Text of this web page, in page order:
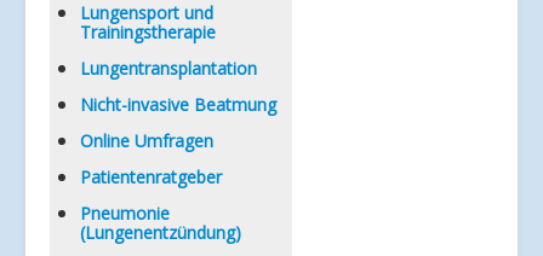
Lungensport und
Trainingstherapie
Lungentransplantation
Nicht-invasive Beatmung
Online Umfragen
Patientenratgeber
Pneumonie
(Lungenentzündung)